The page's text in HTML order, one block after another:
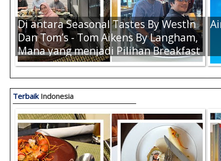
Di antara Seasonal Tastes By WestIn
Dan Tom’s - Tom Aikens By Langham,
Mana yang menjadi Pilihan Breakfast
Terbaik Kamu Saat di Jakarta ?
Terbaik Indonesia